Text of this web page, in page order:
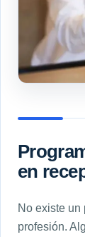
en
No existe un
profesión.